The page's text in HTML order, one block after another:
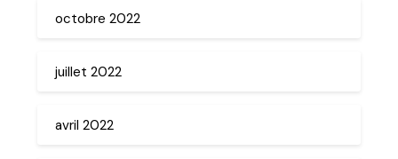
octobre 2022
juillet 2022
avril 2022